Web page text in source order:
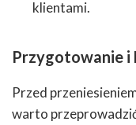
klientami.
Przygotowanie i
Przed
warto